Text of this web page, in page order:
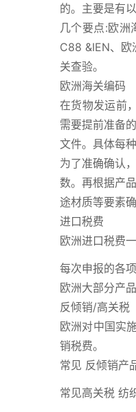
的。主要是有
几个要点:欧洲
C88 &IEN、欧
关查验。
欧洲海关编码
在货物发运前
需要提前准备
文件。具体每
为了准确确认
数。再根据产
途材质等要素
进口税费
欧洲进口税费
每次申报的各
欧洲大部分产
反倾销/高关税
欧洲对中国实
销税费。
常见 反倾销产
常见高关税 纺